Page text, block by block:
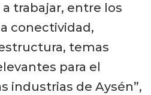
trabajar, entre los
conectividad,
temas
para el
industrias de Aysén”,